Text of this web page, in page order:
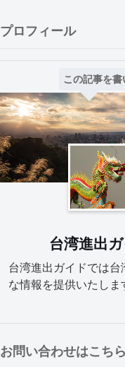
プロフィール
この記事を書
台湾進出
台湾進出ガイドでは台
な情報を提供いたしま
お問い合わせはこちら